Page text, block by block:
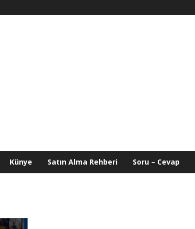
Künye Satın Alma Rehberi Soru – Cevap